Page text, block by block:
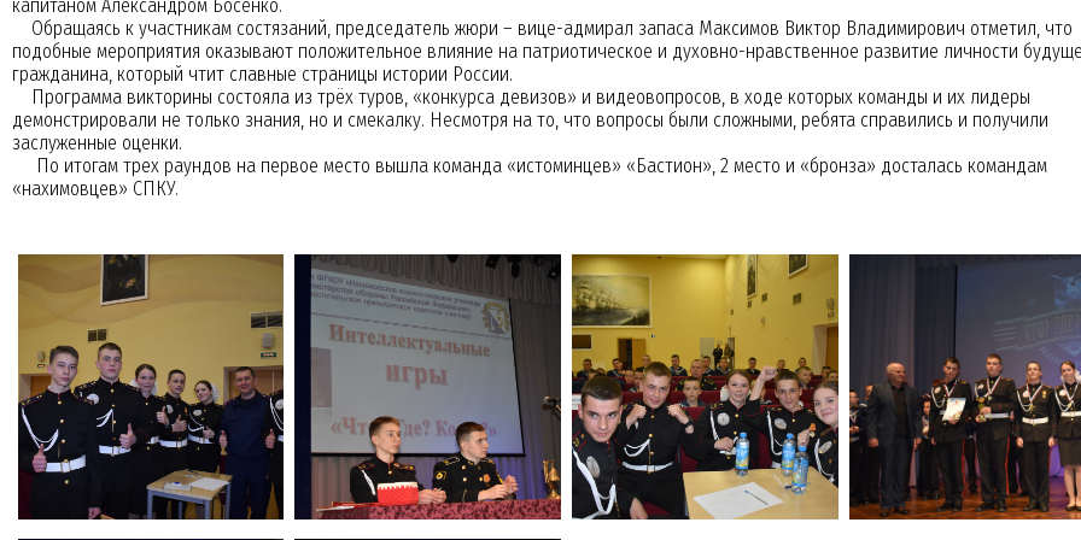
капитаном Александром Босенко.
Обращаясь к участникам состязаний, председатель жюри – вице-адмирал запаса Максимов Виктор Владимирович отметил, что
подобные мероприятия оказывают положительное влияние на патриотическое и духовно-нравственное развитие личности
гражданина, который чтит славные страницы истории России.
Программа викторины состояла из трёх туров, «конкурса девизов» и видеовопросов, в ходе которых команды и их лидеры
демонстрировали не только знания, но и смекалку. Несмотря на то, что вопросы были сложными, ребята справились и получили
заслуженные оценки.
По итогам трех раундов на первое место вышла команда «истоминцев» «Бастион», 2 место и «бронза» досталась командам
«нахимовцев» СПКУ.